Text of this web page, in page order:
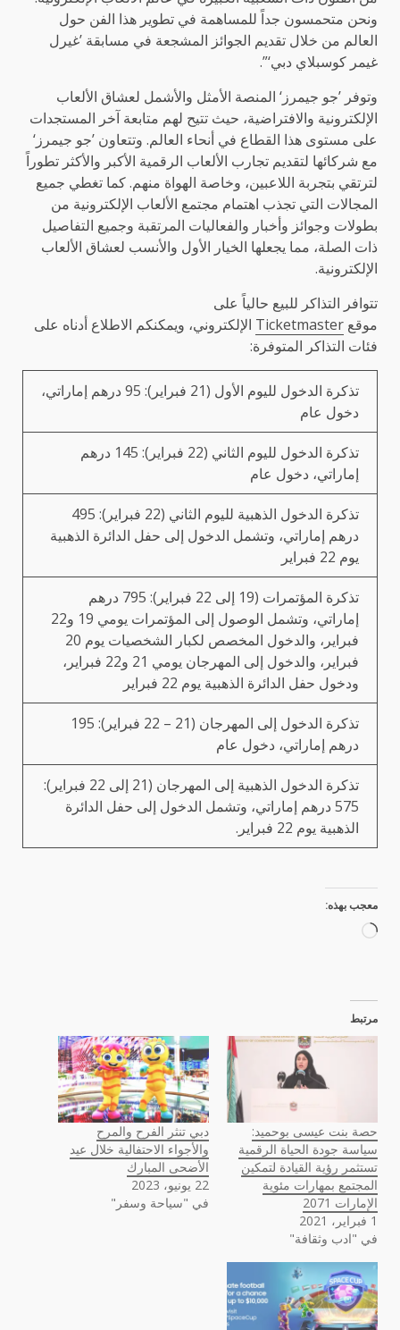
ونحن متحمسون جداً للمساهمة في تطوير هذا الفن حول
العالم من خلال تقديم الجوائز المشجعة في مسابقة ’غيرل
غيمر كوسبلاي دبي‘”.
وتوفر ’جو جيمرز‘ المنصة الأمثل والأشمل لعشاق الألعاب
الإلكترونية والافتراضية، حيث تتيح لهم متابعة آخر المستجدات
على مستوى هذا القطاع في أنحاء العالم. وتتعاون ’جو جيمرز‘
مع شركائها لتقديم تجارب الألعاب الرقمية الأكبر والأكثر تطوراً
لترتقي بتجربة اللاعبين، وخاصة الهواة منهم. كما تغطي جميع
المجالات التي تجذب اهتمام مجتمع الألعاب الإلكترونية من
بطولات وجوائز وأخبار والفعاليات المرتقبة وجميع التفاصيل
ذات الصلة، مما يجعلها الخيار الأول والأنسب لعشاق الألعاب
الإلكترونية.
تتوافر التذاكر للبيع حالياً على
موقع Ticketmaster الإلكتروني، ويمكنكم الاطلاع أدناه على
فئات التذاكر المتوفرة:
تذكرة الدخول لليوم الأول (21 فبراير): 95 درهم إماراتي،
دخول عام
تذكرة الدخول لليوم الثاني (22 فبراير): 145 درهم
إماراتي، دخول عام
تذكرة الدخول الذهبية لليوم الثاني (22 فبراير): 495
درهم إماراتي، وتشمل الدخول إلى حفل الدائرة الذهبية
يوم 22 فبراير
تذكرة المؤتمرات (19 إلى 22 فبراير): 795 درهم
إماراتي، وتشمل الوصول إلى المؤتمرات يومي 19 و22
فبراير، والدخول المخصص لكبار الشخصيات يوم 20
فبراير، والدخول إلى المهرجان يومي 21 و22 فبراير،
ودخول حفل الدائرة الذهبية يوم 22 فبراير
تذكرة الدخول إلى المهرجان (21 – 22 فبراير): 195
درهم إماراتي، دخول عام
تذكرة الدخول الذهبية إلى المهرجان (21 إلى 22 فبراير):
575 درهم إماراتي، وتشمل الدخول إلى حفل الدائرة
الذهبية يوم 22 فبراير.
معجب بهذه:
جاري
مرتبط
حصة بنت عيسى بوحميد:
سياسة جودة الحياة الرقمية
تستثمر رؤية القيادة لتمكين
المجتمع بمهارات مئوية
الإمارات 2071
1 فبراير، 2021
في "ادب وثقافة"
دبي تنثر الفرح والمرح
والأجواء الاحتفالية خلال عيد
الأضحى المبارك
22 يونيو، 2023
في "سياحة وسفر"